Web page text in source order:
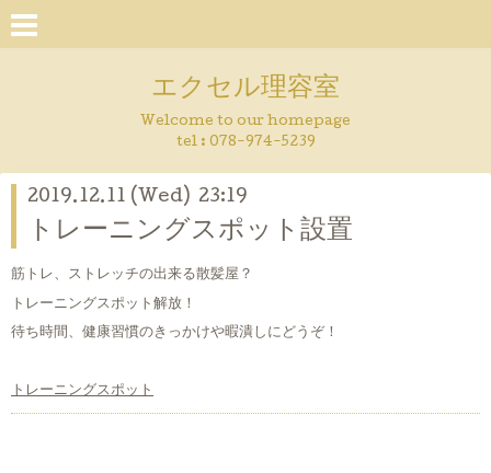
エクセル理容室
Welcome to our homepage
tel : 078-974-5239
2019.12.11 (Wed) 23:19
トレーニングスポット設置
筋トレ、ストレッチの出来る散髪屋？
トレーニングスポット解放！
待ち時間、健康習慣のきっかけや暇潰しにどうぞ！
トレーニングスポット